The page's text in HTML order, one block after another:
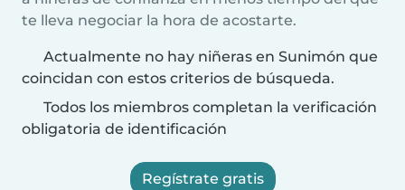
te lleva negociar la hora de acostarte.
Actualmente no hay niñeras en Sunimón que
coincidan con estos criterios de búsqueda.
Todos los miembros completan la verificación
obligatoria de identificación
Regístrate gratis